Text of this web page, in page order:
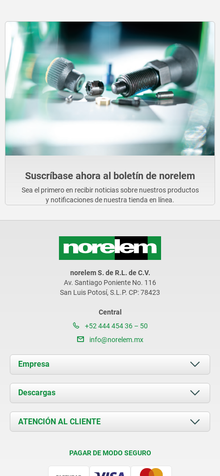
Suscríbase ahora al boletín de norelem
Sea el primero en recibir noticias sobre nuestros productos
y notificaciones de nuestra tienda en línea.
norelem S. de R.L. de C.V.
Av. Santiago Poniente No. 116
San Luis Potosí, S.L.P. CP: 78423
Central
+52 444 454 36 – 50
info@norelem.mx
Empresa
Acerca de nosotros
Novedades
Contacto
Descargas
Documents
ATENCIÓN AL CLIENTE
PAGAR DE MODO SEGURO